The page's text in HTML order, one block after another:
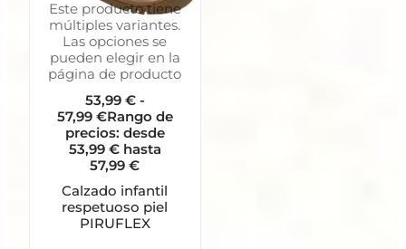
Este producto tiene
múltiples variantes.
Las opciones se
pueden elegir en la
página de producto
53,99 € -
57,99 €Rango de
precios: desde
53,99 € hasta
57,99 €
Calzado infantil
respetuoso piel
PIRUFLEX